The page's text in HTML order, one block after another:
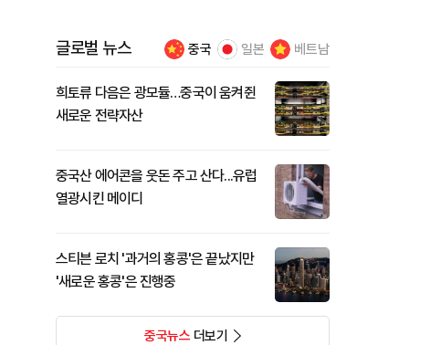
글로벌 뉴스 중국 일본 베트남
희토류 다음은 광모듈…중국이 움켜쥔
새로운 전략자산
중국산 에어콘을 웃돈 주고 산다...유럽
열광시킨 메이디
스티븐 로치 '과거의 홍콩'은 끝났지만
'새로운 홍콩'은 진행중
중국뉴스더보기